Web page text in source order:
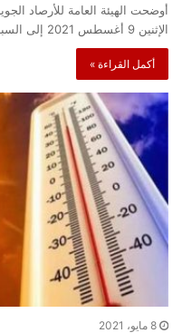
أوضحت الهيئة العامة للأرصاد
الإثنين 9 أغسطس 2021 إلى السبت المقبل، عن حالة…
أكمل القراءة »
8 مايو، 2021